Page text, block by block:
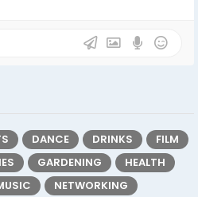
DANCE DRINKS
FILM
GARDENING
HEALTH
NETWORKING